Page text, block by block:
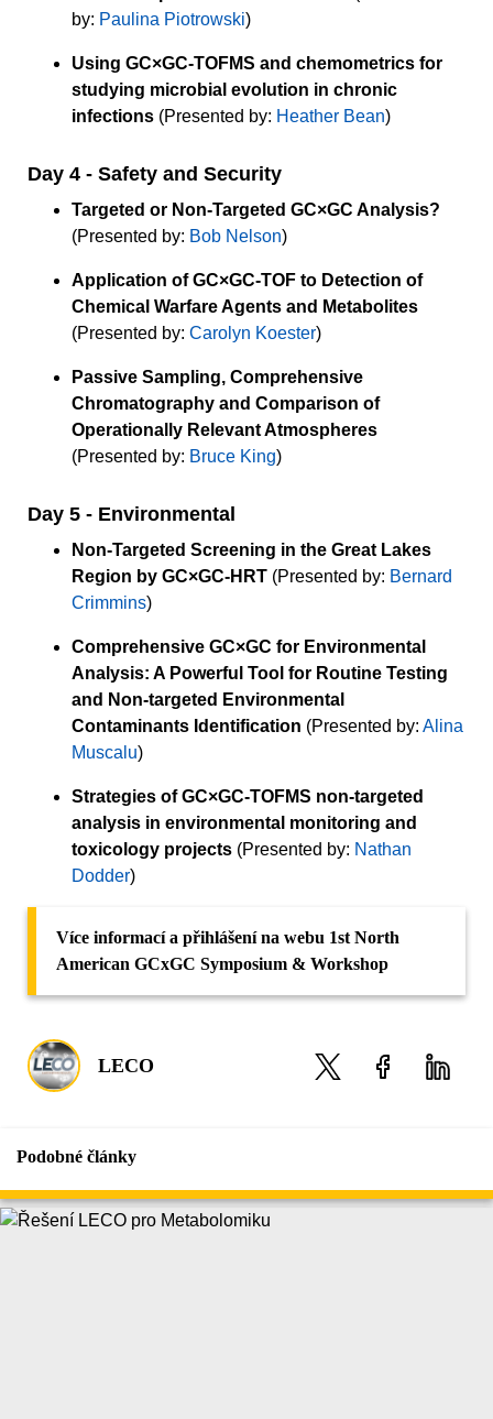
by: Paulina Piotrowski)
Using GC×GC-TOFMS and chemometrics for
studying microbial evolution in chronic
infections (Presented by: Heather Bean)
Day 4 - Safety and Security
Targeted or Non-Targeted GC×GC Analysis?
(Presented by: Bob Nelson)
Application of GC×GC-TOF to Detection of
Chemical Warfare Agents and Metabolites
(Presented by: Carolyn Koester)
Passive Sampling, Comprehensive
Chromatography and Comparison of
Operationally Relevant Atmospheres
(Presented by: Bruce King)
Day 5 - Environmental
Non-Targeted Screening in the Great Lakes
Region by GC×GC-HRT (Presented by: Bernard
Crimmins)
Comprehensive GC×GC for Environmental
Analysis: A Powerful Tool for Routine Testing
and Non-targeted Environmental
Contaminants Identification (Presented by: Alina
Muscalu)
Strategies of GC×GC-TOFMS non-targeted
analysis in environmental monitoring and
toxicology projects (Presented by: Nathan
Dodder)
Více informací a přihlášení na webu 1st North
American GCxGC Symposium & Workshop
LECO
Podobné články